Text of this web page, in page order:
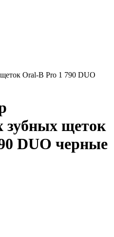
Oral-B Pro 1 790 DUO
зубных щеток
DUO черные